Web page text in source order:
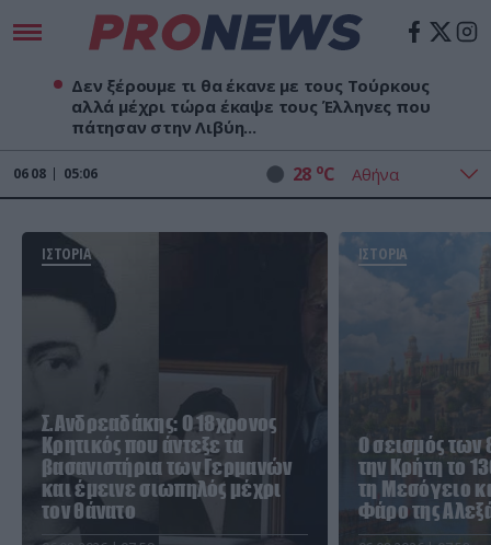
Δεν ξέρουμε τι θα έκανε με τους Τούρκους
αλλά μέχρι τώρα έκαψε τους Έλληνες που
πάτησαν στην Λιβύη...
06 08 05:06 28 oC
ΙΣΤΟΡΙΑ
Σ.Ανδρεαδάκης: Ο 18χρονος
Κρητικός που άντεξε τα
βασανιστήρια των Γερμανών
και έμεινε σιωπηλός μέχρι
τον θάνατο
ΙΣΤΟΡΙΑ
Ο σεισμός των
την Κρήτη το
τη Μεσόγειο
Φάρο της